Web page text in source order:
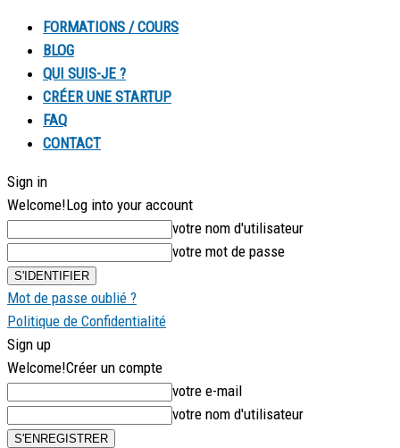
FORMATIONS / COURS
BLOG
QUI SUIS-JE ?
CRÉER UNE STARTUP
FAQ
CONTACT
Sign in
Welcome!Log into your account
votre nom d'utilisateur
votre mot de passe
Mot de passe oublié ?
Politique de Confidentialité
Sign up
Welcome!Créer un compte
votre e-mail
votre nom d'utilisateur